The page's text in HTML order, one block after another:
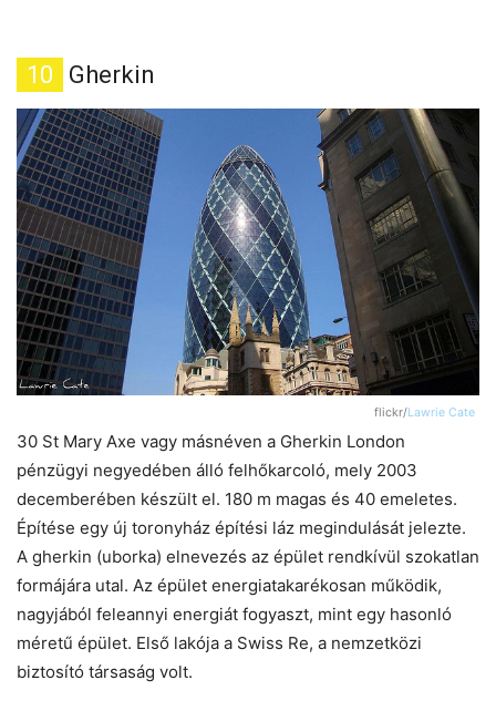
10 Gherkin
flickr/Lawrie Cate
30 St Mary Axe vagy másnéven a Gherkin London
pénzügyi negyedében álló felhőkarcoló, mely 2003
decemberében készült el. 180 m magas és 40 emeletes.
Építése egy új toronyház építési láz megindulását jelezte.
A gherkin (uborka) elnevezés az épület rendkívül szokatlan
formájára utal. Az épület energiatakarékosan működik,
nagyjából feleannyi energiát fogyaszt, mint egy hasonló
méretű épület. Első lakója a Swiss Re, a nemzetközi
biztosító társaság volt.